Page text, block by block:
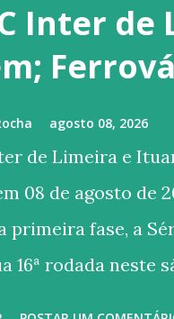
Inter
agosto 08, 2026
de Limeira e
08 de agosto de
primeira fase, a
16ª rodada neste